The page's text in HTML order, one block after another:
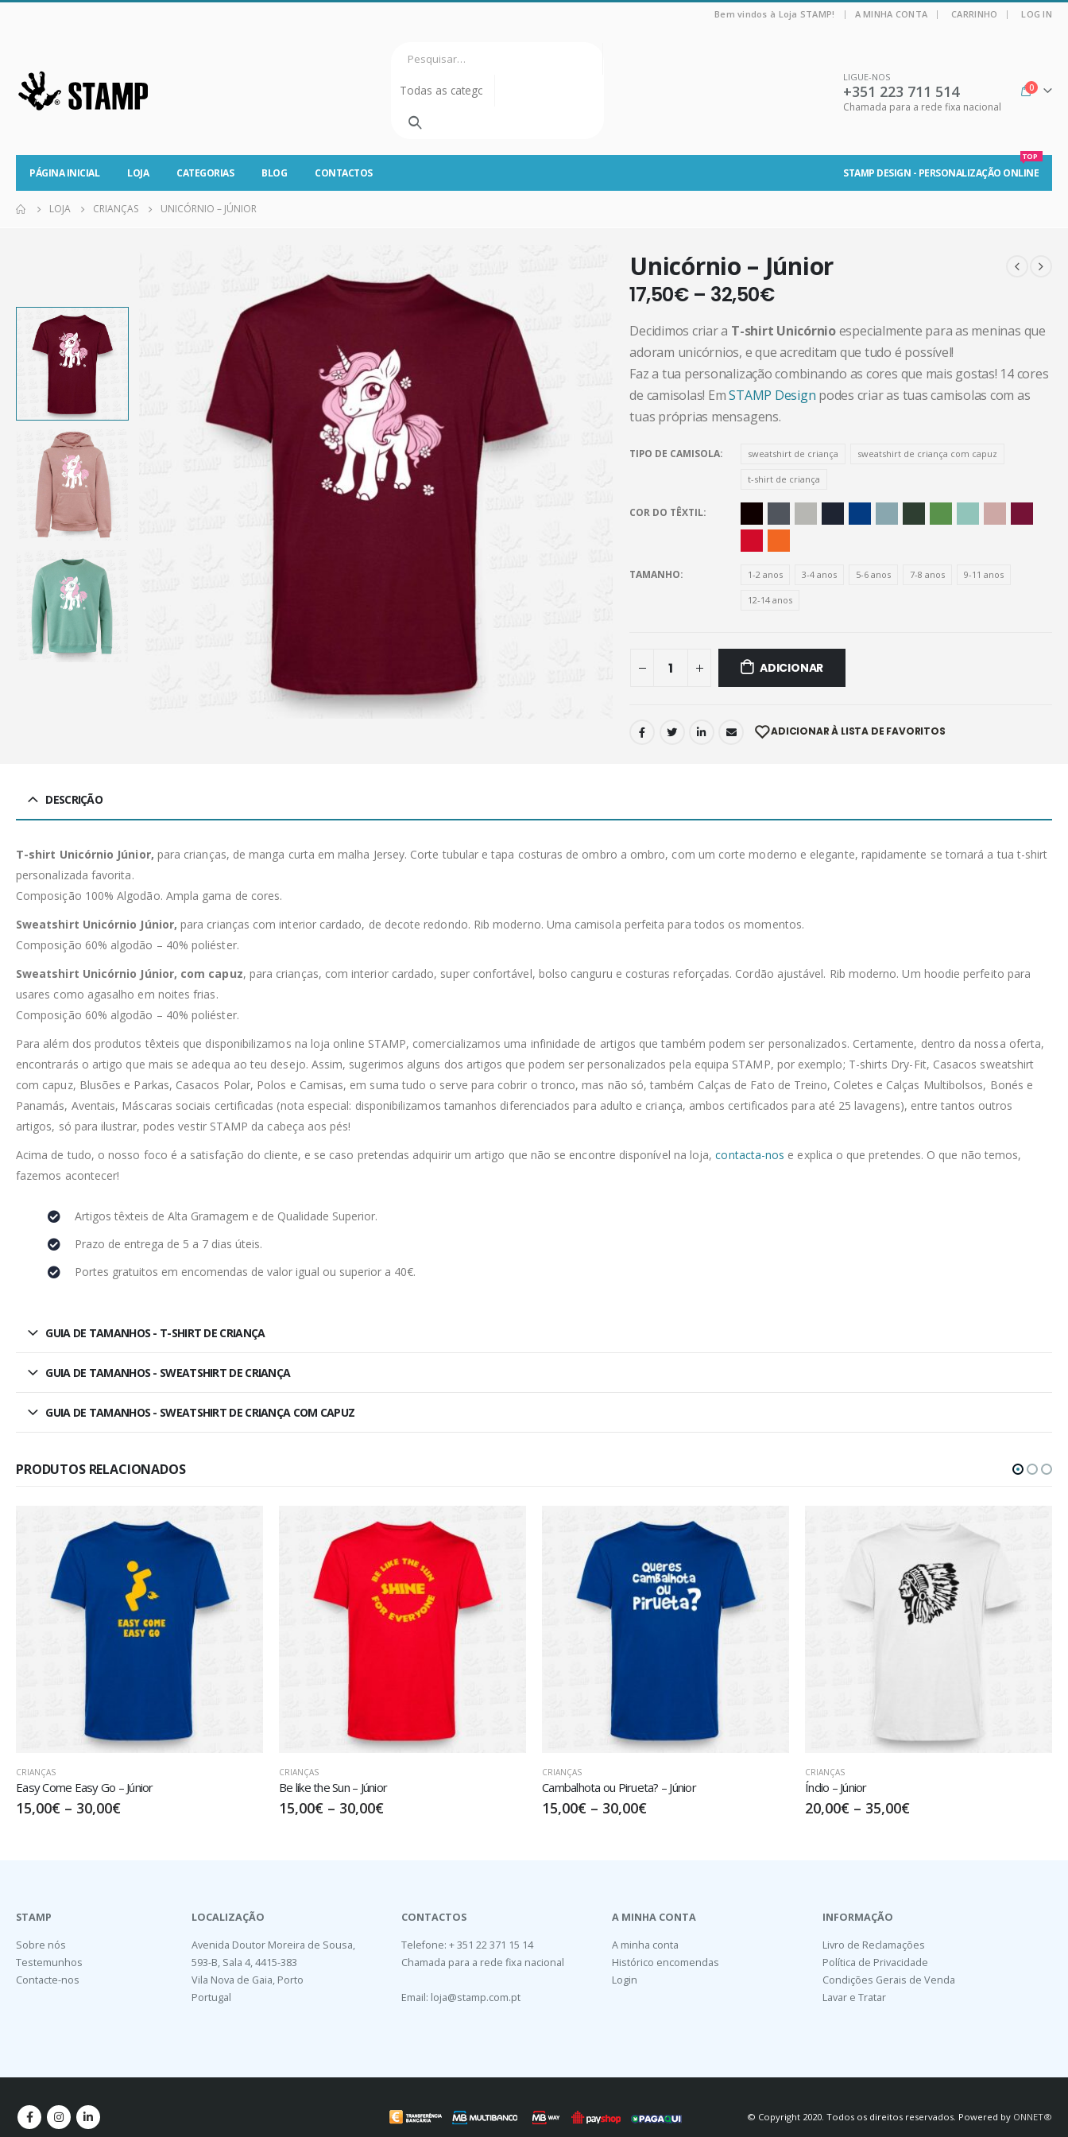
Bem vindos à Loja STAMP! | A MINHA CONTA CARRINHO LOG IN
LIGUE-NOS
+351 223 711 514
Chamada para a rede fixa nacional
0
PÁGINA INICIAL LOJA CATEGORIAS BLOG CONTACTOS STAMP DESIGN - PERSONALIZAÇÃO ONLINE
TOP
LOJA CRIANÇAS UNICÓRNIO – JÚNIOR
Unicórnio – Júnior
17,50€– 32,50€
Decidimos criar a T-shirt Unicórnioespecialmente para as meninas que
adoram unicórnios, e que acreditam que tudo é possível!
Faz a tua personalização combinando as cores que mais gostas! 14 cores
de camisolas! EmSTAMP Design podes criar as tuas camisolas com as
tuas próprias mensagens.
TIPO DE CAMISOLA sweatshirt de criança sweatshirt de criança com capuz
t-shirt de criança
COR DO TÊXTIL
TAMANHO 1-2 anos 3-4 anos 5-6 anos 7-8 anos 9-11 anos
12-14 anos
ADICIONAR
ADICIONAR À LISTA DE FAVORITOS
DESCRIÇÃO
T-shirt Unicórnio Júnior, para crianças, de manga curta em malha Jersey. Corte tubular e tapa costuras de ombro a ombro, com um corte moderno e elegante, rapidamente se tornará a tua t-shirt
personalizada favorita.
Composição 100% Algodão. Ampla gama de cores.
Sweatshirt Unicórnio Júnior, para crianças com interior cardado, de decote redondo. Rib moderno. Uma camisola perfeita para todos os momentos.
Composição 60% algodão – 40% poliéster.
Sweatshirt Unicórnio Júnior, com capuz, para crianças, com interior cardado, super confortável, bolso canguru e costuras reforçadas. Cordão ajustável. Rib moderno. Um hoodie perfeito para
usares como agasalho em noites frias.
Composição 60% algodão – 40% poliéster.
Para além dos produtos têxteis que disponibilizamos na loja online STAMP, comercializamos uma infinidade de artigos que também podem ser personalizados. Certamente, dentro da nossa oferta,
encontrarás o artigo que mais se adequa ao teu desejo. Assim, sugerimos alguns dos artigos que podem ser personalizados pela equipa STAMP, por exemplo; T-shirts Dry-Fit, Casacos sweatshirt
com capuz, Blusões e Parkas, Casacos Polar, Polos e Camisas, em suma tudo o serve para cobrir o tronco, mas não só, também Calças de Fato de Treino, Coletes e Calças Multibolsos, Bonés e
Panamás, Aventais, Máscaras sociais certificadas (nota especial: disponibilizamos tamanhos diferenciados para adulto e criança, ambos certificados para até 25 lavagens), entre tantos outros
artigos, só para ilustrar, podes vestir STAMP da cabeça aos pés!
Acima de tudo, o nosso foco é a satisfação do cliente, e se caso pretendas adquirir um artigo que não se encontre disponível na loja,contacta-nos e explica o que pretendes. O que não temos,
fazemos acontecer!
Artigos têxteis de Alta Gramagem e de Qualidade Superior.
Prazo de entrega de 5 a 7 dias úteis.
Portes gratuitos em encomendas de valor igual ou superior a 40€.
GUIA DE TAMANHOS - T-SHIRT DE CRIANÇA
GUIA DE TAMANHOS - SWEATSHIRT DE CRIANÇA
GUIA DE TAMANHOS - SWEATSHIRT DE CRIANÇA COM CAPUZ
PRODUTOS RELACIONADOS
CRIANÇAS
Be like the Sun – Júnior
15,00€ – 30,00€
CRIANÇAS
Cambalhota ou Pirueta? – Júnior
15,00€ – 30,00€
CRIANÇAS
Índio – Júnior
20,00€ – 35,00€
CRIANÇAS
Girl Power – Júnior
17,50€ – 32,50€
STAMP
Sobre nós
Testemunhos
Contacte-nos
LOCALIZAÇÃO
Avenida Doutor Moreira de Sousa,
593-B, Sala 4, 4415-383
Vila Nova de Gaia, Porto
Portugal
CONTACTOS
Telefone: + 351 22 371 15 14
Chamada para a rede fixa nacional
Email: loja@stamp.com.pt
A MINHA CONTA
A minha conta
Histórico encomendas
Login
INFORMAÇÃO
Livro de Reclamações
Política de Privacidade
Condições Gerais de Venda
Lavar e Tratar
© Copyright 2020. Todos os direitos reservados. Powered by ONNET®